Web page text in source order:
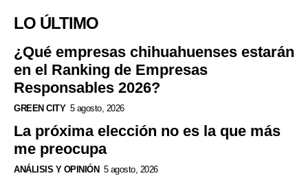
LO ÚLTIMO
¿Qué empresas chihuahuenses estarán
en el Ranking de Empresas
Responsables 2026?
GREEN CITY 5 agosto, 2026
La próxima elección no es la que más
me preocupa
ANÁLISIS Y OPINIÓN 5 agosto, 2026